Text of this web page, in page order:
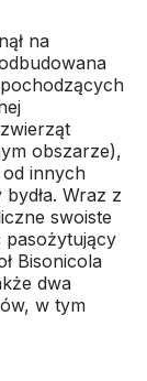
na
obszarze),
od innych
Wraz z
swoiste
Bisonicola
dwa
w tym